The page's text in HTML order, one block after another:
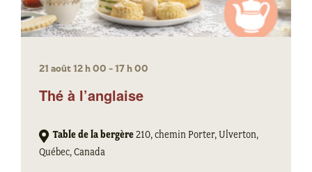
Thé à l’anglaise
21 août 12 h 00 -17 h 00
Table de la bergère210, chemin Porter, Ulverton,
Québec, Canada